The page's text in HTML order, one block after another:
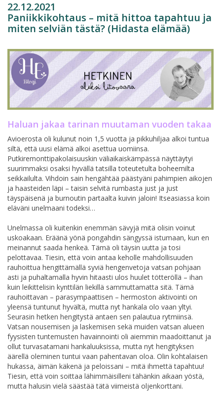
22.12.2021
Paniikkikohtaus – mitä hittoa tapahtuu ja
miten selviän tästä? (Hidasta elämää)
Haluan jakaa tarinan muutaman vuoden takaa
Avioerosta oli kulunut noin 1,5 vuotta ja pikkuhiljaa alkoi tuntua
siltä, että uusi elämä alkoi asettua uomiinsa.
Putkiremonttipakolaisuuskin väliaikaiskämpässä näyttäytyi
suurimmaksi osaksi hyvällä tatsilla toteutetulta boheemilta
seikkailulta. Vihdoin sain hengähtää päästyäni pahimpien aikojen
ja haasteiden läpi – taisin selvitä rumbasta just ja just
täyspäisenä ja burnoutin partaalta kuivin jaloin! Itseasiassa koin
eläväni unelmaani todeksi…
Unelmassa oli kuitenkin enemmän sävyjä mitä olisin voinut
uskoakaan. Eräänä yönä pongahdin sängyssä istumaan, kun en
meinannut saada henkeä. Tämä oli täysin uutta ja tosi
pelottavaa. Tiesin, että voin antaa keholle mahdollisuuden
rauhoittua hengittämällä syviä hengenvetoja vatsan pohjaan
asti ja puhaltamalla hyvin hitaasti ulos huulet tötteröllä – ihan
kuin leikittelisin kynttilän liekillä sammuttamatta sitä. Tämä
rauhoittavan – parasympaattisen – hermoston aktivointi on
yleensä tuntunut hyvältä, mutta nyt hankala olo vaan yltyi.
Seurasin hetken hengitystä antaen sen palautua rytmiinsä.
Vatsan nousemisen ja laskemisen sekä muiden vatsan alueen
fyysisten tuntemusten havainnointi oli aiemmin maadoittanut ja
ollut turvasatamani hankaluuksissa, mutta nyt hengityksen
äärellä oleminen tuntui vaan pahentavan oloa. Olin kohtalaisen
hukassa, äimän käkenä ja peloissani – mitä ihmettä tapahtuu!
Tiesin, että voin soittaa lähimmäisilleni tähänkin aikaan yöstä,
mutta halusin vielä säästää tätä viimeistä oljenkorttani.